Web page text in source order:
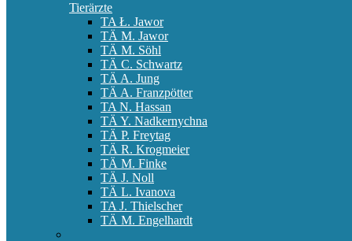
Tierärzte
TA Ł. Jawor
TÄ M. Jawor
TÄ M. Söhl
TÄ C. Schwartz
TÄ A. Jung
TÄ A. Franzpötter
TA N. Hassan
TÄ Y. Nadkernychna
TÄ P. Freytag
TÄ R. Krogmeier
TÄ M. Finke
TÄ J. Noll
TÄ L. Ivanova
TA J. Thielscher
TÄ M. Engelhardt